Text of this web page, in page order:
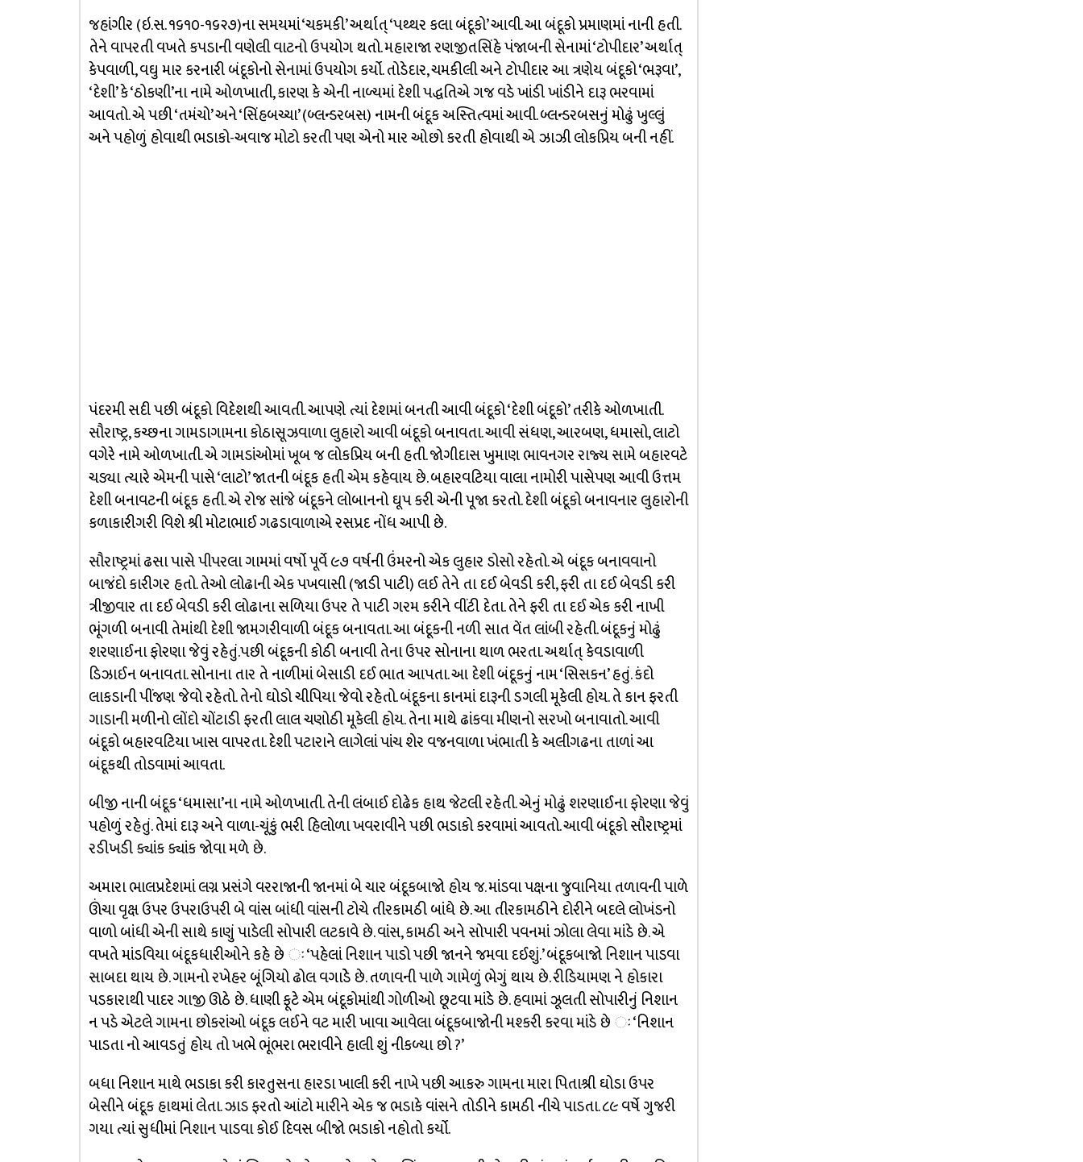
જહાંગીર (ઇ.સ. ૧૬૧૦-૧૬૨૭)ના સમયમાં ‘ચકમકી’ અર્થાત્‌ ‘પથ્થર કલા બંદૂકો’ આવી. આ બંદૂકો પ્રમાણમાં નાની હતી.
તેને વાપરતી વખતે કપડાની વણેલી વાટનો ઉપયોગ થતો. મહારાજા રણજીતસિંહે પંજાબની સેનામાં ‘ટોપીદાર’ અર્થાત્‌
કેપવાળી, વઘુ માર કરનારી બંદૂકોનો સેનામાં ઉપયોગ કર્યો. તોડેદાર, ચમકીલી અને ટોપીદાર આ ત્રણેય બંદૂકો ‘ભરૂવા’,
‘દેશી’ કે ‘ઠોકણી’ના નામે ઓળખાતી, કારણ કે એની નાળ્યમાં દેશી પદ્ધતિએ ગજ વડે ખાંડી ખાંડીને દારૂ ભરવામાં
આવતો. એ પછી ‘તમંચો’ અને ‘સિંહબચ્ચા’ (બ્લન્ડરબસ) નામની બંદૂક અસ્તિત્વમાં આવી. બ્લન્ડરબસનું મોઢું ખુલ્લું
અને પહોળું હોવાથી ભડાકો-અવાજ મોટો કરતી પણ એનો માર ઓછો કરતી હોવાથી એ ઝાઝી લોકપ્રિય બની નહીં.
પંદરમી સદી પછી બંદૂકો વિદેશથી આવતી. આપણે ત્યાં દેશમાં બનતી આવી બંદૂકો ‘દેશી બંદૂકો’ તરીકે ઓળખાતી.
સૌરાષ્ટ્ર, કચ્છના ગામડાગામના કોઠાસૂઝવાળા લુહારો આવી બંદૂકો બનાવતા. આવી સંધણ, આરબણ, ધમાસો, લાટો
વગેરે નામે ઓળખાતી. એ ગામડાંઓમાં ખૂબ જ લોકપ્રિય બની હતી. જોગીદાસ ખુમાણ ભાવનગર રાજ્ય સામે બહારવટે
ચડ્યા ત્યારે એમની પાસે ‘લાટો’ જાતની બંદૂક હતી એમ કહેવાય છે. બહારવટિયા વાલા નામોરી પાસેપણ આવી ઉત્તમ
દેશી બનાવટની બંદૂક હતી. એ રોજ સાંજે બંદૂકને લોબાનનો ઘૂપ કરી એની પૂજા કરતો. દેશી બંદૂકો બનાવનાર લુહારોની
કળાકારીગરી વિશે શ્રી મોટાભાઈ ગઢડાવાળાએ રસપ્રદ નોંધ આપી છે.
સૌરાષ્ટ્રમાં ઢસા પાસે પીપરલા ગામમાં વર્ષો પૂર્વે ૯૭ વર્ષની ઉંમરનો એક લુહાર ડોસો રહેતો. એ બંદૂક બનાવવાનો
બાજંદો કારીગર હતો. તેઓ લોઢાની એક પખવાસી (જાડી પાટી) લઈ તેને તા દઈ બેવડી કરી, ફરી તા દઈ બેવડી કરી
ત્રીજીવાર તા દઈ બેવડી કરી લોઢાના સળિયા ઉપર તે પાટી ગરમ કરીને વીંટી દેતા. તેને ફરી તા દઈ એક કરી નાખી
ભૂંગળી બનાવી તેમાંથી દેશી જામગરીવાળી બંદૂક બનાવતા. આ બંદૂકની નળી સાત વેંત લાંબી રહેતી. બંદૂકનું મોઢું
શરણાઈના ફોરણા જેવું રહેતું.પછી બંદૂકની કોઠી બનાવી તેના ઉપર સોનાના થાળ ભરતા. અર્થાત્‌ કેવડાવાળી
ડિઝાઈન બનાવતા. સોનાના તાર તે નાળીમાં બેસાડી દઈ ભાત આપતા. આ દેશી બંદૂકનું નામ ‘સિસકન’ હતું. કંદો
લાકડાની પીંજણ જેવો રહેતો. તેનો ઘોડો ચીપિયા જેવો રહેતો. બંદૂકના કાનમાં દારૂની ડગલી મૂકેલી હોય. તે કાન ફરતી
ગાડાની મળીનો લોંદો ચોંટાડી ફરતી લાલ ચણોઠી મૂકેલી હોય. તેના માથે ઢાંકવા મીણનો સરખો બનાવાતો. આવી
બંદૂકો બહારવટિયા ખાસ વાપરતા. દેશી પટારાને લાગેલાં પાંચ શેર વજનવાળા ખંભાતી કે અલીગઢના તાળાં આ
બંદૂકથી તોડવામાં આવતા.
બીજી નાની બંદૂક ‘ધમાસા’ના નામે ઓળખાતી. તેની લંબાઈ દોઢેક હાથ જેટલી રહેતી. એનું મોઢું શરણાઈના ફોરણા જેવું
પહોળું રહેતું. તેમાં દારૂ અને વાળા-ચૂંકું ભરી હિલોળા ખવરાવીને પછી ભડાકો કરવામાં આવતો. આવી બંદૂકો સૌરાષ્ટ્રમાં
રડીખડી ક્યાંક ક્યાંક જોવા મળે છે.
અમારા ભાલપ્રદેશમાં લગ્ન પ્રસંગે વરરાજાની જાનમાં બે ચાર બંદૂકબાજો હોય જ. માંડવા પક્ષના જુવાનિયા તળાવની પાળે
ઊંચા વૃક્ષ ઉપર ઉપરાઉપરી બે વાંસ બાંધી વાંસની ટોચે તીરકામઠી બાંધે છે. આ તીરકામઠીને દોરીને બદલે લોખંડનો
વાળો બાંધી એની સાથે કાણું પાડેલી સોપારી લટકાવે છે. વાંસ, કામઠી અને સોપારી પવનમાં ઝોલા લેવા માંડે છે. એ
વખતે માંડવિયા બંદૂકધારીઓને કહે છે ઃ ‘પહેલાં નિશાન પાડો પછી જાનને જમવા દઈશું.’ બંદૂકબાજો નિશાન પાડવા
સાબદા થાય છે. ગામનો રખેહર બૂંગિયો ઢોલ વગાડેે છે. તળાવની પાળે ગામેળું ભેગું થાય છે. રીડિયામણ ને હોકારા
પડકારાથી પાદર ગાજી ઊઠે છે. ધાણી ફૂટે એમ બંદૂકોમાંથી ગોળીઓ છૂટવા માંડે છે. હવામાં ઝૂલતી સોપારીનું નિશાન
ન પડે એટલે ગામના છોકરાંઓ બંદૂક લઈને વટ મારી ખાવા આવેલા બંદૂકબાજોની મશ્કરી કરવા માંડે છે ઃ ‘નિશાન
પાડતા નો આવડતું હોય તો ખભે ભૂંભરા ભરાવીને હાલી શું નીકળ્યા છો ?’
બધા નિશાન માથે ભડાકા કરી કારતુસના હારડા ખાલી કરી નાખે પછી આકરુ ગામના મારા પિતાશ્રી ઘોડા ઉપર
બેસીને બંદૂક હાથમાં લેતા. ઝાડ ફરતો આંટો મારીને એક જ ભડાકે વાંસને તોડીને કામઠી નીચે પાડતા. ૮૯ વર્ષે ગુજરી
ગયા ત્યાં સુધીમાં નિશાન પાડવા કોઈ દિવસ બીજો ભડાકો નહોતો કર્યો.